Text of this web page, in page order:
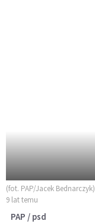
(fot. PAP/Jacek Bednarczyk)
9 lat temu
PAP / psd